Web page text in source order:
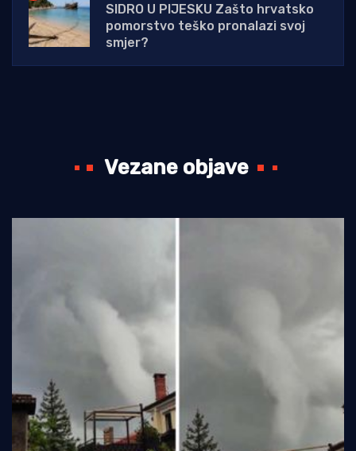
SIDRO U PIJESKU Zašto hrvatsko
pomorstvo teško pronalazi svoj
smjer?
Vezane objave